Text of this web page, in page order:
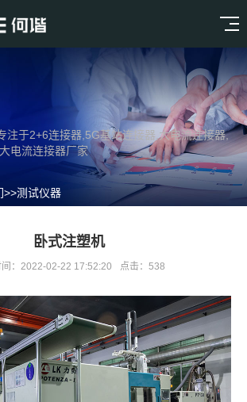
注于2+6连接器,5G基站连接器,大电流连接器,
电流连接器厂家
>>测试仪器
卧式注塑机
：2022-02-22 17:52:20 点击：538